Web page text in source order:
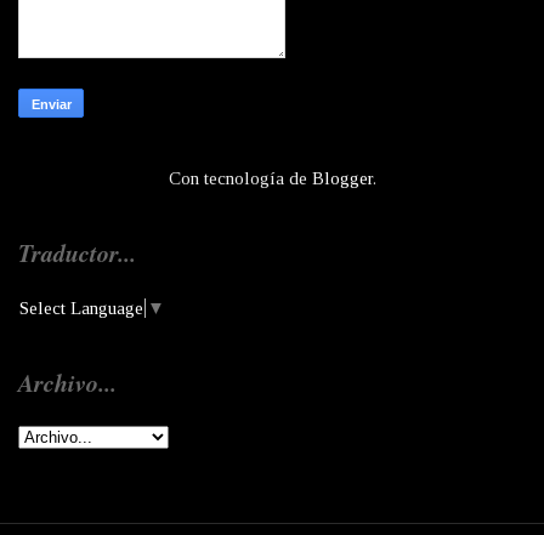
Con tecnología de Blogger.
Traductor...
Select Language ▼
Archivo...